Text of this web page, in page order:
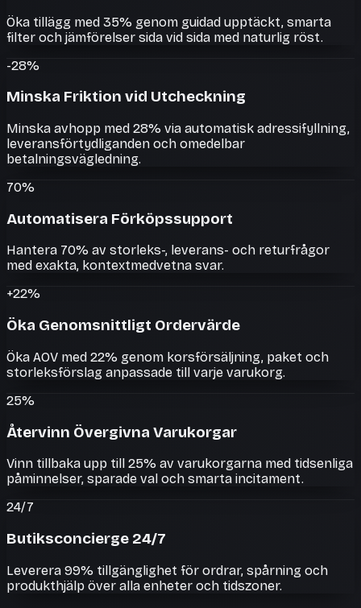
Öka tillägg med 35% genom guidad upptäckt, smarta
filter och jämförelser sida vid sida med naturlig röst.
-28%
Minska Friktion vid Utcheckning
Minska avhopp med 28% via automatisk adressifyllning,
leveransförtydliganden och omedelbar
betalningsvägledning.
70%
Automatisera Förköpssupport
Hantera 70% av storleks-, leverans- och returfrågor
med exakta, kontextmedvetna svar.
+22%
Öka Genomsnittligt Ordervärde
Öka AOV med 22% genom korsförsäljning, paket och
storleksförslag anpassade till varje varukorg.
25%
Återvinn Övergivna Varukorgar
Vinn tillbaka upp till 25% av varukorgarna med tidsenliga
påminnelser, sparade val och smarta incitament.
24/7
Butiksconcierge 24/7
Leverera 99% tillgänglighet för ordrar, spårning och
produkthjälp över alla enheter och tidszoner.